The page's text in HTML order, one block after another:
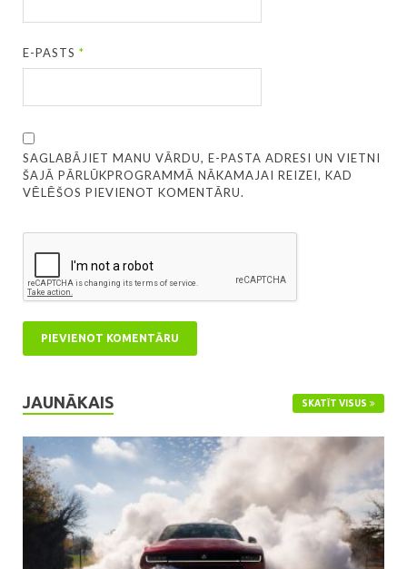
E-PASTS*
SAGLABĀJIET MANU VĀRDU, E-PASTA ADRESI UN VIETNI
ŠAJĀ PĀRLŪKPROGRAMMĀ NĀKAMAJAI REIZEI, KAD
VĒLĒŠOS PIEVIENOT KOMENTĀRU.
JAUNĀKAIS SKATĪT VISUS